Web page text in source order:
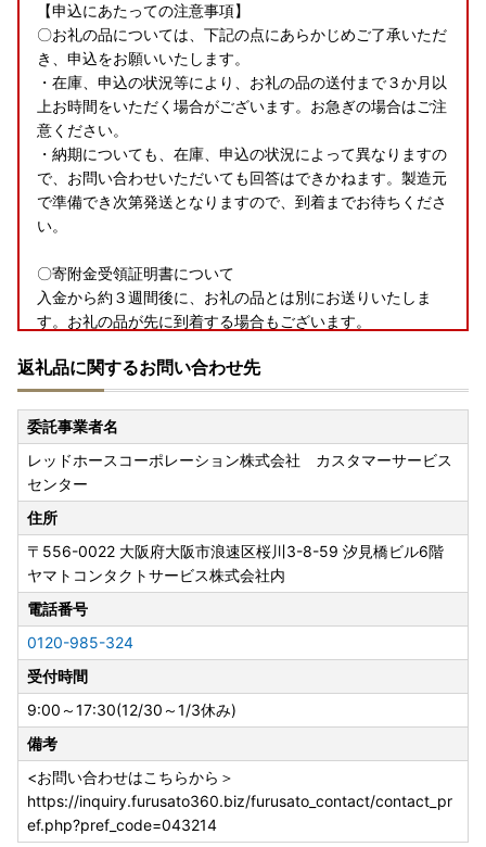
【申込にあたっての注意事項】
〇お礼の品については、下記の点にあらかじめご了承いただ
き、申込をお願いいたします。
・在庫、申込の状況等により、お礼の品の送付まで３か月以
上お時間をいただく場合がございます。お急ぎの場合はご注
意ください。
・納期についても、在庫、申込の状況によって異なりますの
で、お問い合わせいただいても回答はできかねます。製造元
で準備でき次第発送となりますので、到着までお待ちくださ
い。
〇寄附金受領証明書について
入金から約３週間後に、お礼の品とは別にお送りいたしま
す。お礼の品が先に到着する場合もございます。
いいたします。
〇ワンストップ特例申請書について
＜＜大河原町はワンストップ特例申請オンラインサービス対
象自治体です＞＞
申請アプリ「IAM（アイアム）」を使用していただくこと
で、書類の作成や申請書の郵送が不要となります。
寄附の申込の際に、ワンストップ特例申請を「希望する」と
されたかたへ受領証明書と一緒に申請書をお送りしておりま
す。
年末に寄附をされた場合、送付が申請期日に間に合わない可
能性が高いため、お急ぎの場合は下記大河原町ホームページ
をご確認いただき、オンライン申請をご利用いただくか、ご
自身で様式をダウンロード・印刷し手続きいただきますよう
お願いいたします。提出の際はマイナンバー確認書類・本人
確認書類の添付漏れにご注意ください。
提出期限は、寄附をした翌年の１月10日まで
受付が完了しましたら、メールにてご連絡いたします。受付
書の送付は行っておりません。
返礼品に関するお問い合わせ先
委託事業者名
レッドホースコーポレーション株式会社 カスタマーサービス
センター
住所
〒556-0022 大阪府大阪市浪速区桜川3-8-59 汐見橋ビル6階
ヤマトコンタクトサービス株式会社内
電話番号
0120-985-324
受付時間
9:00～17:30(12/30～1/3休み)
備考
<お問い合わせはこちらから＞
https://inquiry.furusato360.biz/furusato_contact/contact_pr
ef.php?pref_code=043214